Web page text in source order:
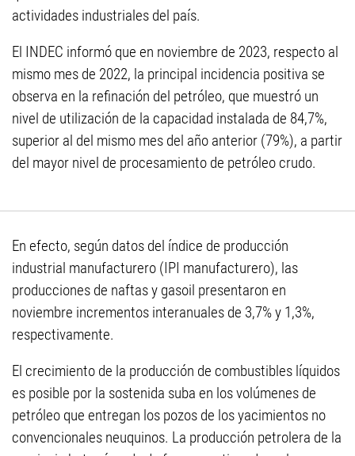
actividades industriales del país.
El INDEC informó que en noviembre de 2023, respecto al
mismo mes de 2022, la principal incidencia positiva se
observa en la refinación del petróleo, que muestró un
nivel de utilización de la capacidad instalada de 84,7%,
superior al del mismo mes del año anterior (79%), a partir
del mayor nivel de procesamiento de petróleo crudo.
En efecto, según datos del índice de producción
industrial manufacturero (IPI manufacturero), las
producciones de naftas y gasoil presentaron en
noviembre incrementos interanuales de 3,7% y 1,3%,
respectivamente.
El crecimiento de la producción de combustibles líquidos
es posible por la sostenida suba en los volúmenes de
petróleo que entregan los pozos de los yacimientos no
convencionales neuquinos. La producción petrolera de la